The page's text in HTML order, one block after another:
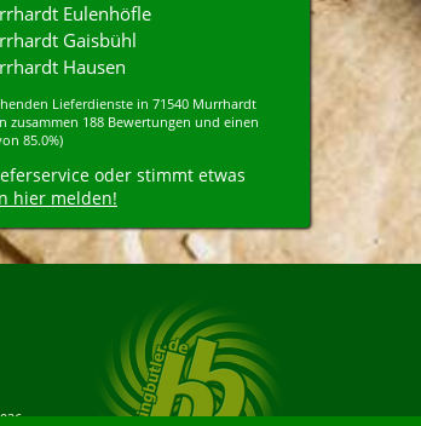
Eulenhöfle
Gaisbühl
Hausen
Lieferdienste in 71540 Murrhardt
zusammen 188 Bewertungen und einen
85.0%)
oder stimmt etwas
hier melden!